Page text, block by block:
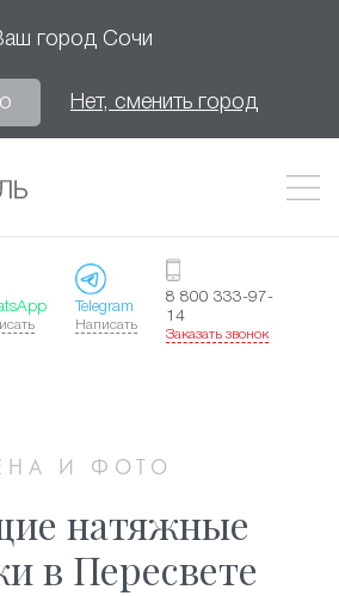
город Сочи
Нет, сменить город
Telegram
Написать
8 800 333-97-
14
Заказать звонок
И ФОТО
натяжные
в Пересвете